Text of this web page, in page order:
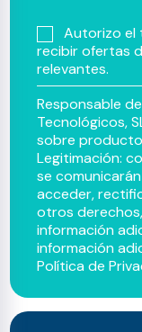
Autorizo el
recibir ofertas
relevantes.
Responsable
Tecnológicos,
sobre
Legitimación:
se
acceder,
otros
información
información
Política de